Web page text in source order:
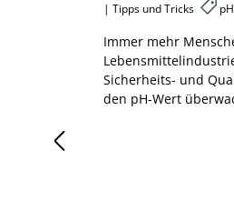
| Tipps und Tricks
Immer mehr
Sicherheits- und
den pH-Wert